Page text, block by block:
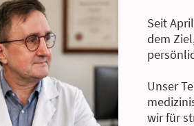
Seit
dem
Unser
wir für